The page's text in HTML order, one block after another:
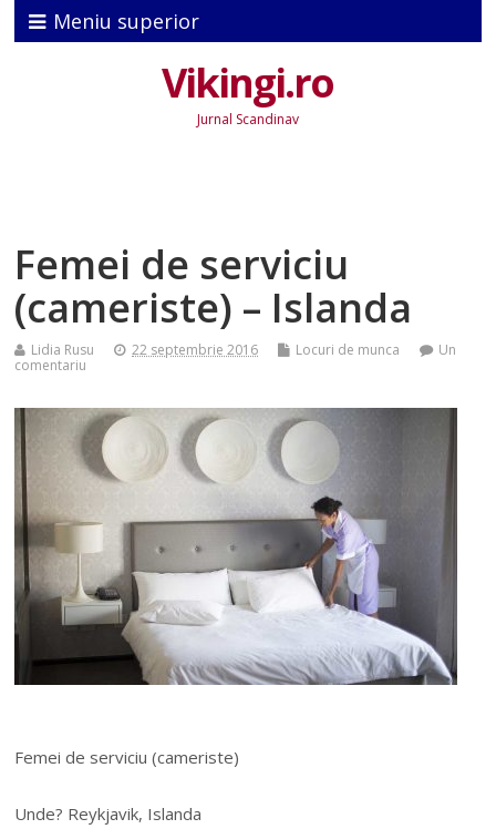
Meniu superior
Vikingi.ro
Jurnal Scandinav
Femei de serviciu
(cameriste) – Islanda
Lidia Rusu 22 septembrie 2016 Locuri de munca
Un
comentariu
Femei de serviciu (cameriste)
Unde? Reykjavik, Islanda